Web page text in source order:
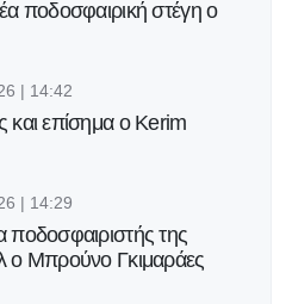
ποδοσφαιρική στέγη ο
| 14:42
και επίσημα ο Kerim
| 14:29
ποδοσφαιριστής της
ο Μπρούνο Γκιμαράες